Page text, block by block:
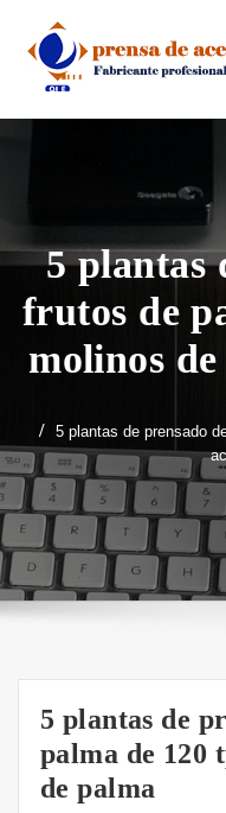
content
5 plantas
frutos de
molinos
5 plantas de prensado
5 plantas de
palma de 120
de palma